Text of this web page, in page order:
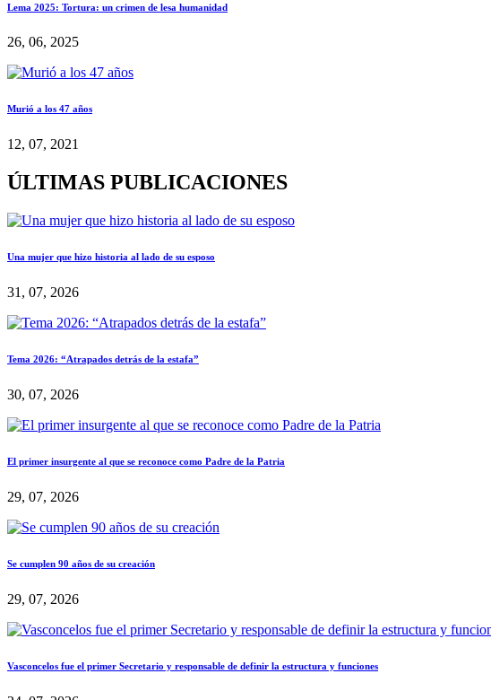
Lema 2025: Tortura: un crimen de lesa humanidad
26, 06, 2025
Murió a los 47 años
12, 07, 2021
ÚLTIMAS PUBLICACIONES
Una mujer que hizo historia al lado de su esposo
31, 07, 2026
Tema 2026: “Atrapados detrás de la estafa”
30, 07, 2026
El primer insurgente al que se reconoce como Padre de la Patria
29, 07, 2026
Se cumplen 90 años de su creación
29, 07, 2026
Vasconcelos fue el primer Secretario y responsable de definir la estructura y funciones